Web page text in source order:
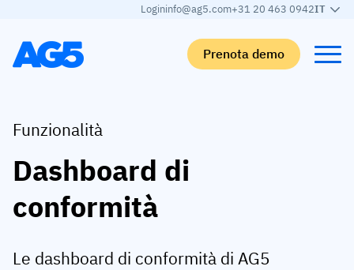
Logininfo@ag5.com+31 20 463 0942IT
Prenota demo
Matrice delle competenze
Matrice delle competenze
Gestione delle competenze
Per settore
Settore automobilistico
Logistica
Automobilistica
Adient
Impara
AG5 Blog
Programma Partner
Funzionalità
Dashboard di
conformità
Le dashboard di conformità di AG5